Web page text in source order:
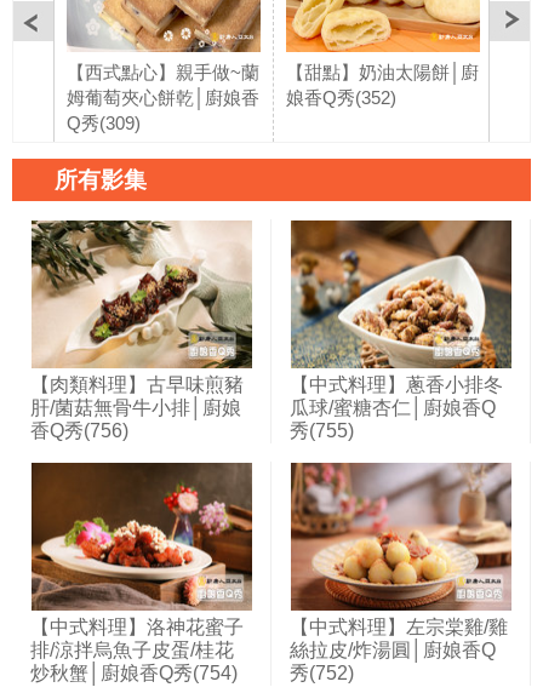
【西式點心】親手做~蘭
姆葡萄夾心餅乾│廚娘香
Q秀(309)
【甜點】奶油太陽餅│廚
娘香Q秀(352)
所有影集
【肉類料理】古早味煎豬
肝/菌菇無骨牛小排│廚娘
香Q秀(756)
【中式料理】蔥香小排冬
瓜球/蜜糖杏仁│廚娘香Q
秀(755)
【中式料理】洛神花蜜子
排/涼拌烏魚子皮蛋/桂花
炒秋蟹│廚娘香Q秀(754)
【中式料理】左宗棠雞/雞
絲拉皮/炸湯圓│廚娘香Q
秀(752)